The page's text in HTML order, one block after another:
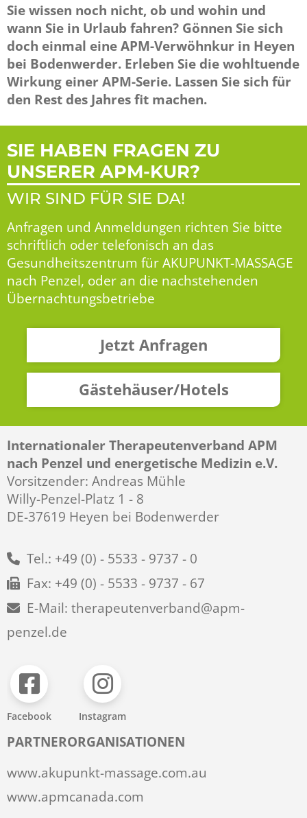
Sie wissen noch nicht, ob und wohin und
wann Sie in Urlaub fahren? Gönnen Sie sich
doch einmal eine APM-Verwöhnkur in Heyen
bei Bodenwerder. Erleben Sie die wohltuende
Wirkung einer APM-Serie. Lassen Sie sich für
den Rest des Jahres fit machen.
SIE HABEN FRAGEN ZU
UNSERER APM-KUR?
WIR SIND FÜR SIE DA!
Anfragen und Anmeldungen richten Sie bitte
schriftlich oder telefonisch an das
Gesundheitszentrum für AKUPUNKT-MASSAGE
nach Penzel, oder an die nachstehenden
Übernachtungsbetriebe
Jetzt Anfragen
Gästehäuser/Hotels
Internationaler Therapeutenverband APM
nach Penzel und energetische Medizin e.V.
Vorsitzender: Andreas Mühle
Willy-Penzel-Platz 1 - 8
DE-37619 Heyen bei Bodenwerder
Tel.: +49 (0) - 5533 - 9737 - 0
Fax: +49 (0) - 5533 - 9737 - 67
E-Mail: therapeutenverband@apm-
penzel.de
Facebook Instagram
PARTNERORGANISATIONEN
www.akupunkt-massage.com.au
www.apmcanada.com